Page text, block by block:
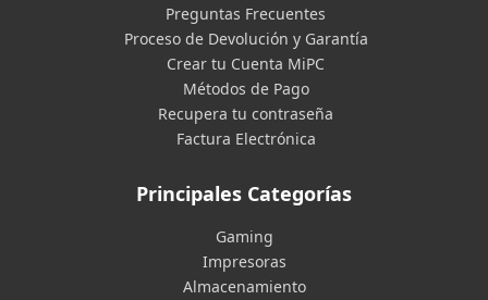
Preguntas Frecuentes
Proceso de Devolución y Garantía
Crear tu Cuenta MiPC
Métodos de Pago
Recupera tu contraseña
Factura Electrónica
Principales Categorías
Gaming
Impresoras
Almacenamiento